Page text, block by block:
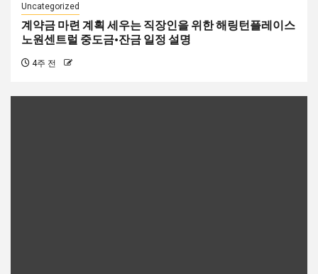
Uncategorized
계약금 마련 계획 세우는 직장인을 위한 해링턴플레이스
노원센트럴 중도금·잔금 일정 설명
4주 전